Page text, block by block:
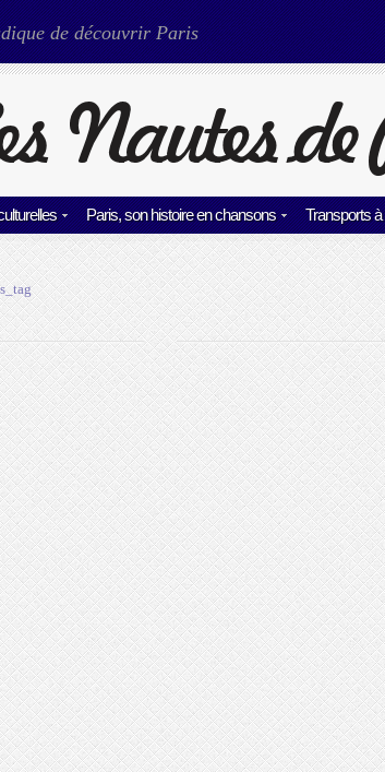
de découvrir Paris
Paris, son histoire en chansons Transports à